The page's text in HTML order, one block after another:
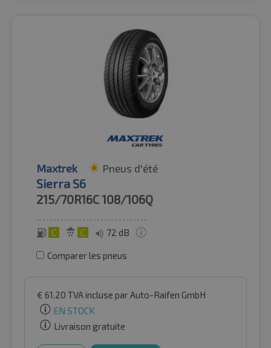
Maxtrek Pneus d'été
Sierra S6
215/70R16C108/106Q
C C 72 dB
Comparer les pneus
€ 61.20 TVA incluse par Auto-Raifen GmbH
EN STOCK
Livraison gratuite